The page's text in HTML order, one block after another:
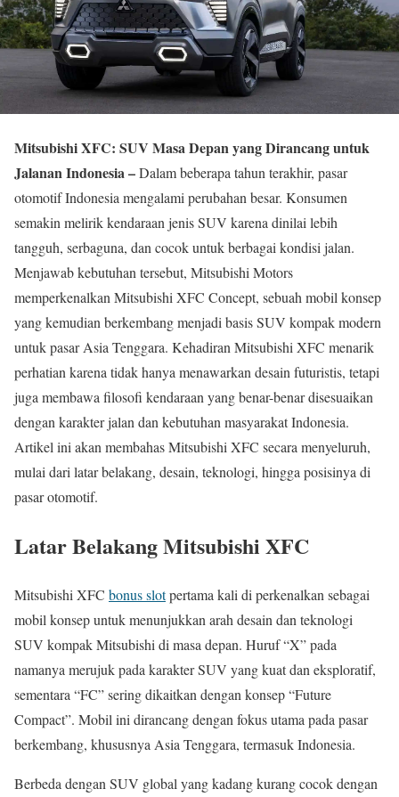
Mitsubishi XFC: SUV Masa Depan yang Dirancang untuk
Jalanan Indonesia –Dalam beberapa tahun terakhir, pasar
otomotif Indonesia mengalami perubahan besar. Konsumen
semakin melirik kendaraan jenis SUV karena dinilai lebih
tangguh, serbaguna, dan cocok untuk berbagai kondisi jalan.
Menjawab kebutuhan tersebut, Mitsubishi Motors
memperkenalkan Mitsubishi XFC Concept, sebuah mobil konsep
yang kemudian berkembang menjadi basis SUV kompak modern
untuk pasar Asia Tenggara. Kehadiran Mitsubishi XFC menarik
perhatian karena tidak hanya menawarkan desain futuristis, tetapi
juga membawa filosofi kendaraan yang benar-benar disesuaikan
dengan karakter jalan dan kebutuhan masyarakat Indonesia.
Artikel ini akan membahas Mitsubishi XFC secara menyeluruh,
mulai dari latar belakang, desain, teknologi, hingga posisinya di
pasar otomotif.
Latar Belakang Mitsubishi XFC
Mitsubishi XFC bonus slotpertama kali di perkenalkan sebagai
mobil konsep untuk menunjukkan arah desain dan teknologi
SUV kompak Mitsubishi di masa depan. Huruf “X” pada
namanya merujuk pada karakter SUV yang kuat dan eksploratif,
sementara “FC” sering dikaitkan dengan konsep “Future
Compact”. Mobil ini dirancang dengan fokus utama pada pasar
berkembang, khususnya Asia Tenggara, termasuk Indonesia.
Berbeda dengan SUV global yang kadang kurang cocok dengan